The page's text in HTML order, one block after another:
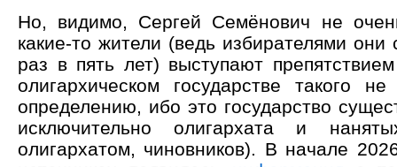
Но, видимо, Сергей Семёнович не
какие-то жители (ведь избирателями они
раз в пять лет) выступают
олигархическом государстве такого
определению, ибо это государство
исключительно олигархата и
олигархатом, чиновников). В начале